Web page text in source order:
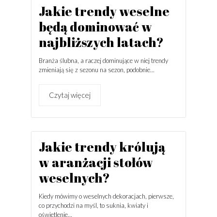
Jakie trendy weselne
będą dominować w
najbliższych latach?
Branża ślubna, a raczej dominujące w niej trendy
zmieniają się z sezonu na sezon, podobnie...
Czytaj więcej
Jakie trendy królują
w aranżacji stołów
weselnych?
Kiedy mówimy o weselnych dekoracjach, pierwsze,
co przychodzi na myśl, to suknia, kwiaty i
oświetlenie...